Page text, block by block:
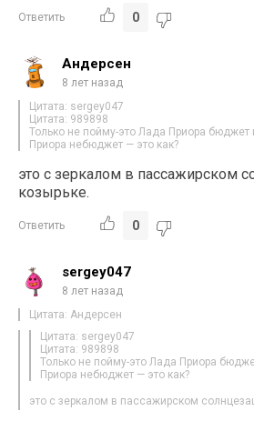
Ответить 0
Андерсен
8 лет назад
Цитата: sergey047
Цитата: 989898
Только не пойму-это Лада Приора бюджет
Приора небюджет — это как?
это с зеркалом в пассажирском
козырьке.
Ответить 0
sergey047
8 лет назад
Цитата: Андерсен
Цитата: sergey047
Цитата: 989898
Только не пойму-это Лада Приора
Приора небюджет — это как?
это с зеркалом в пассажирском